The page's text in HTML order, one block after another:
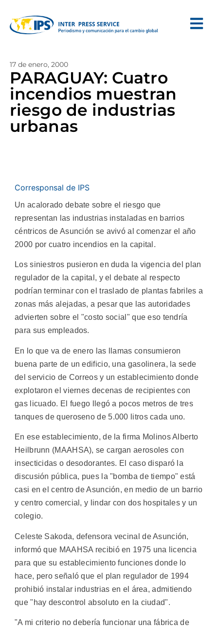
17 de enero, 2000
PARAGUAY: Cuatro
incendios muestran
riesgo de industrias
urbanas
Corresponsal de IPS
Un acalorado debate sobre el riesgo que
representan las industrias instaladas en barrios
céntricos de Asunción se avivó al comenzar el año
2000 por cuatro incendios en la capital.
Los siniestros pusieron en duda la vigencia del plan
regulador de la capital, y el debate al respecto
podrían terminar con el traslado de plantas fabriles a
zonas más alejadas, a pesar que las autoridades
advierten sobre el "costo social" que eso tendría
para sus empleados.
En lo que va de enero las llamas consumieron
buena parte de un edificio, una gasolinera, la sede
del servicio de Correos y un establecimiento donde
explotaron el viernes decenas de recipientes con
gas licuado. El fuego llegó a pocos metros de tres
tanques de queroseno de 5.000 litros cada uno.
En ese establecimiento, de la firma Molinos Alberto
Heilbrunn (MAAHSA), se cargan aerosoles con
insecticidas o desodorantes. El caso disparó la
discusión pública, pues la "bomba de tiempo" está
casi en el centro de Asunción, en medio de un barrio
y centro comercial, y lindar con dos hospitales y un
colegio.
Celeste Sakoda, defensora vecinal de Asunción,
informó que MAAHSA recibió en 1975 una licencia
para que su establecimiento funciones donde lo
hace, pero señaló que el plan regulador de 1994
prohibió instalar industrias en el área, admitiendo
que "hay descontrol absoluto en la ciudad".
"A mi criterio no debería funcionar una fábrica de